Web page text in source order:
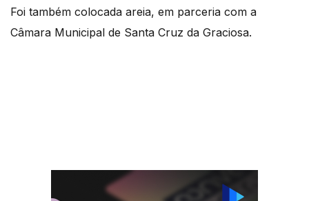
Foi também colocada areia, em parceria com a
Câmara Municipal de Santa Cruz da Graciosa.